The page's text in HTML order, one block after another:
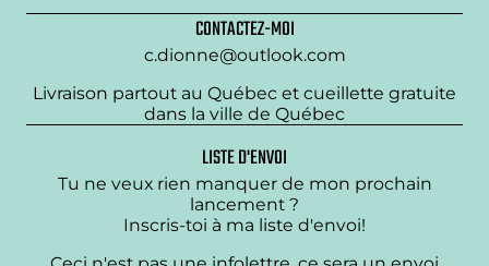
CONTACTEZ-MOI
c.dionne@outlook.com
Livraison partout au Québec et cueillette gratuite
dans la ville de Québec
LISTE D'ENVOI
Tu ne veux rien manquer de mon prochain
lancement ?
Inscris-toi à ma liste d'envoi!